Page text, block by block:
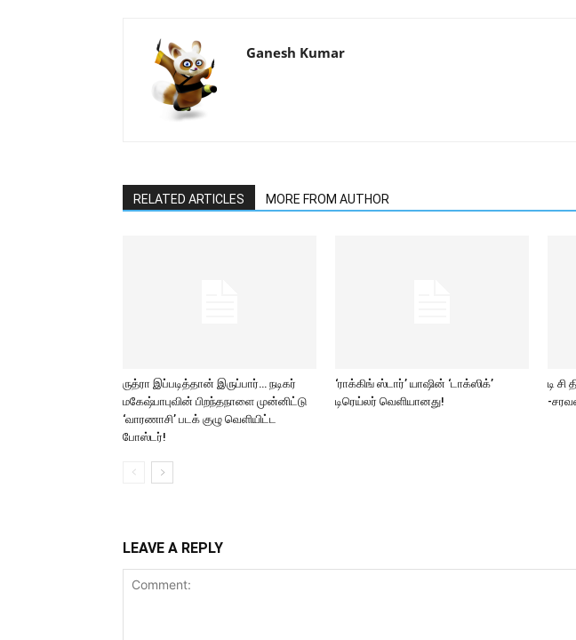
Ganesh Kumar
RELATED ARTICLES MORE FROM AUTHOR
ருத்ரா இப்படித்தான் இருப்பார்… நடிகர்
மகேஷ்பாபுவின் பிறந்தநாளை முன்னிட்டு
‘வாரணாசி’ படக் குழு வெளியிட்ட
போஸ்டர்!
‘ராக்கிங் ஸ்டார்’ யாஷின் ‘டாக்ஸிக்’
டிரெய்லர் வெளியானது!
டி
-
LEAVE A REPLY